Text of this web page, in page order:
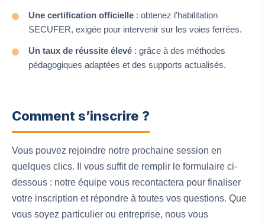
Une certification officielle : obtenez l’habilitation
SECUFER, exigée pour intervenir sur les voies ferrées.
Un taux de réussite élevé : grâce à des méthodes
pédagogiques adaptées et des supports actualisés.
Comment s’inscrire ?
Vous pouvez rejoindre notre prochaine session en
quelques clics. Il vous suffit de remplir le formulaire ci-
dessous : notre équipe vous recontactera pour finaliser
votre inscription et répondre à toutes vos questions. Que
vous soyez particulier ou entreprise, nous vous